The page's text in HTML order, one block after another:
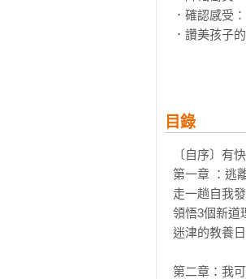
．確認感受
．讚美孩子
．建立自尊
．設立界線
目錄
〔自序〕有
第一章 ：逃
走一趟自我
領悟3個新道
迷津的教養
第二章：我